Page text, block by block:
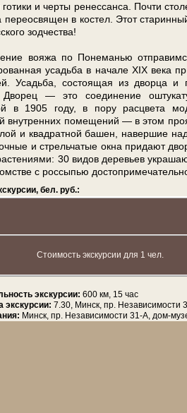
и черты ре­нес­сан­са. Почти
переосвящен в ко­стел. Этот
зод­че­ства!
вояжа по Понеманью
усадь­ба в на­ча­ле ХІХ ве­ка
Усадьба, состоящая из двор­ца и
Дворец — это соединение
в 1905 го­ду, в пору рас­цве­та
внутренних по­ме­ще­ний — в этом
и квадратной ба­шен, навершие
и стрельчатые ок­на при­да­ют
30 ви­дов де­ре­вьев
с россыпью
бел. руб.:
Стоимость экскурсии для 1 чел.
экскурсии: 600 км, 15 час
экскурсии: 7.30, Минск, пр.
Минск, пр. Независимости 31-А, дом-